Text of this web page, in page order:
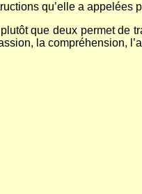
qu’elle a appelées
que deux permet de
la compréhension,